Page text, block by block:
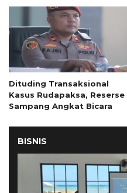
Dituding Transaksional
Kasus Rudapaksa, Reserse
Sampang Angkat Bicara
BISNIS